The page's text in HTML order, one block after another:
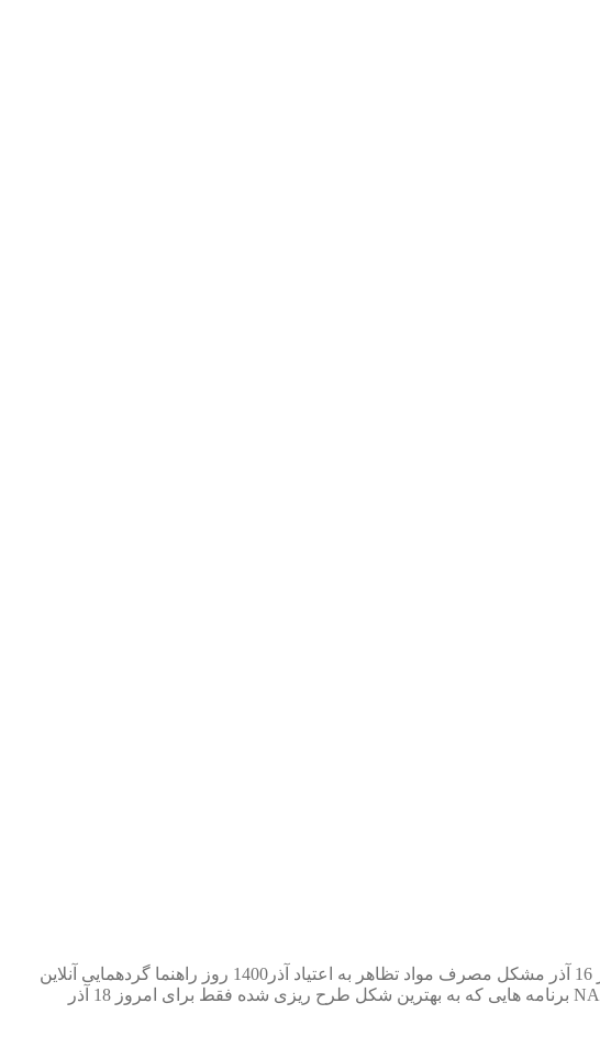
مشکل مصرف مواد تظاهر به اعتیاد آذر1400 روز راهنما گردهمایی آنلاین
برنامه ⁯هایی که به بهترین شکل طرح ⁯ریزی ⁯شده فقط برای امروز 18 آذر